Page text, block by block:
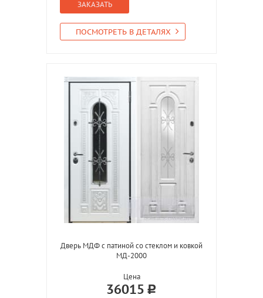
ЗАКАЗАТЬ
ПОСМОТРЕТЬ В ДЕТАЛЯХ
Дверь МДФ с патиной со стеклом и ковкой
МД-2000
Цена
36015